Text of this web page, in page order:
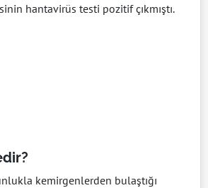
hantavirüs testi pozitif çıkmıştı.
kemirgenlerden bulaştığı